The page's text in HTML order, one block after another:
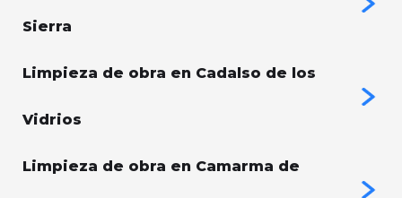
Sierra
Limpieza de obra en Cadalso de los
Vidrios
Limpieza de obra en Camarma de